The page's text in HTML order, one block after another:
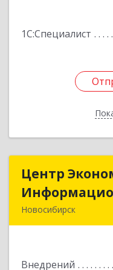
1С:Специалист
Центр
Новосибирск
Внедрений